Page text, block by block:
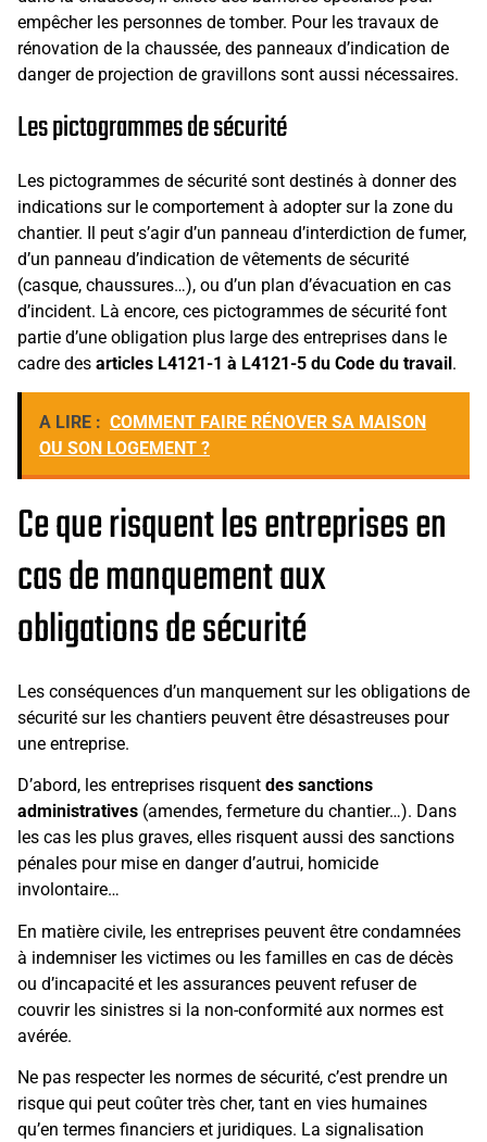
empêcher les personnes de tomber. Pour les travaux de
rénovation de la chaussée, des panneaux d’indication de
danger de projection de gravillons sont aussi nécessaires.
Les pictogrammes de sécurité
Les pictogrammes de sécurité sont destinés à donner des
indications sur le comportement à adopter sur la zone du
chantier. Il peut s’agir d’un panneau d’interdiction de fumer,
d’un panneau d’indication de vêtements de sécurité
(casque, chaussures…), ou d’un plan d’évacuation en cas
d’incident. Là encore, ces pictogrammes de sécurité font
partie d’une obligation plus large des entreprises dans le
cadre des articles L4121-1 à L4121-5 du Code du travail.
A LIRE : COMMENT FAIRE RÉNOVER SA MAISON
OU SON LOGEMENT ?
Ce que risquent les entreprises en
cas de manquement aux
obligations de sécurité
Les conséquences d’un manquement sur les obligations de
sécurité sur les chantiers peuvent être désastreuses pour
une entreprise.
D’abord, les entreprises risquent des sanctions
administratives (amendes, fermeture du chantier…). Dans
les cas les plus graves, elles risquent aussi des sanctions
pénales pour mise en danger d’autrui, homicide
involontaire…
En matière civile, les entreprises peuvent être condamnées
à indemniser les victimes ou les familles en cas de décès
ou d’incapacité et les assurances peuvent refuser de
couvrir les sinistres si la non-conformité aux normes est
avérée.
Ne pas respecter les normes de sécurité, c’est prendre un
risque qui peut coûter très cher, tant en vies humaines
qu’en termes financiers et juridiques. La signalisation